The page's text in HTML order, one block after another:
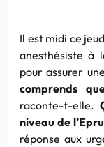
Il est midi ce
anesthésiste à
pour assurer
comprends
raconte-t-elle.
niveau de
réponse aux